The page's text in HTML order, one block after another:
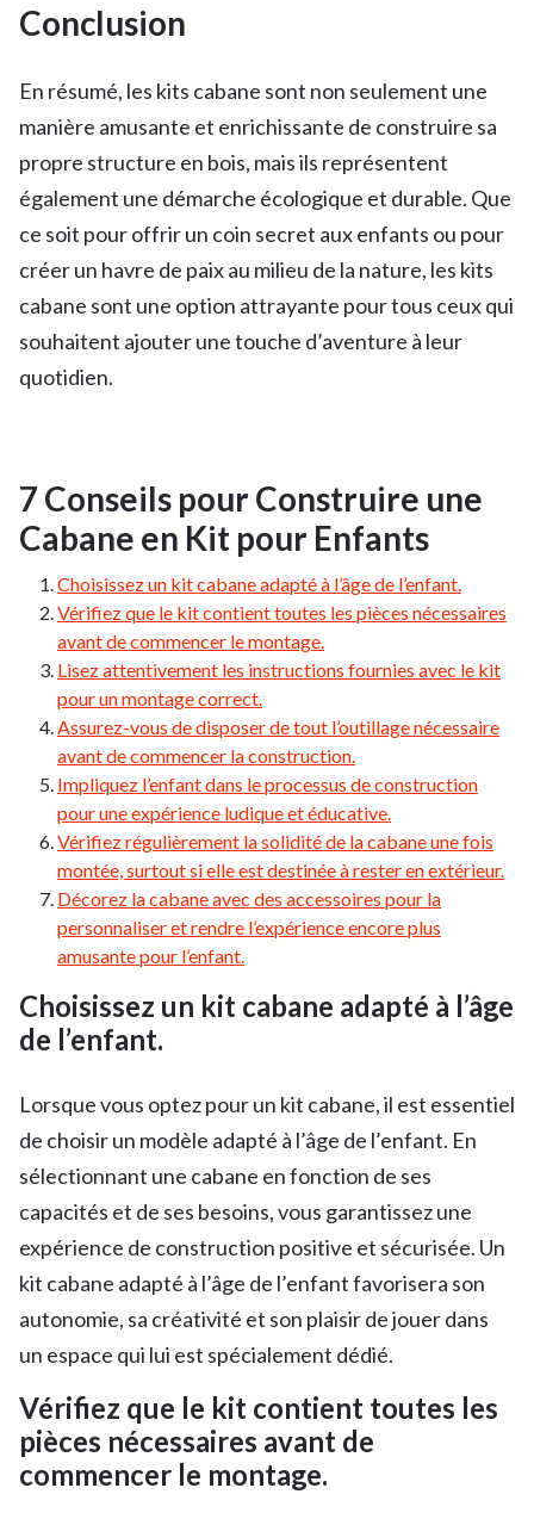
Conclusion
En résumé, les kits cabane sont non seulement une
manière amusante et enrichissante de construire sa
propre structure en bois, mais ils représentent
également une démarche écologique et durable. Que
ce soit pour offrir un coin secret aux enfants ou pour
créer un havre de paix au milieu de la nature, les kits
cabane sont une option attrayante pour tous ceux qui
souhaitent ajouter une touche d’aventure à leur
quotidien.
7 Conseils pour Construire une
Cabane en Kit pour Enfants
Choisissez un kit cabane adapté à l’âge de l’enfant.
Vérifiez que le kit contient toutes les pièces nécessaires
avant de commencer le montage.
Lisez attentivement les instructions fournies avec le kit
pour un montage correct.
Assurez-vous de disposer de tout l’outillage nécessaire
avant de commencer la construction.
Impliquez l’enfant dans le processus de construction
pour une expérience ludique et éducative.
Vérifiez régulièrement la solidité de la cabane une fois
montée, surtout si elle est destinée à rester en extérieur.
Décorez la cabane avec des accessoires pour la
personnaliser et rendre l’expérience encore plus
amusante pour l’enfant.
Choisissez un kit cabane adapté à l’âge
de l’enfant.
Lorsque vous optez pour un kit cabane, il est essentiel
de choisir un modèle adapté à l’âge de l’enfant. En
sélectionnant une cabane en fonction de ses
capacités et de ses besoins, vous garantissez une
expérience de construction positive et sécurisée. Un
kit cabane adapté à l’âge de l’enfant favorisera son
autonomie, sa créativité et son plaisir de jouer dans
un espace qui lui est spécialement dédié.
Vérifiez que le kit contient toutes les
pièces nécessaires avant de
commencer le montage.